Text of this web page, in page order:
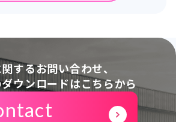
するお問い合わせ、
ウンロードはこちらから